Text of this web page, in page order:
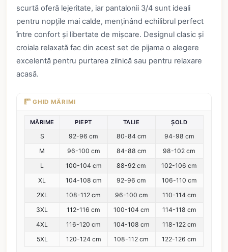
scurtă oferă lejeritate, iar pantalonii 3/4 sunt ideali
pentru nopțile mai calde, menținând echilibrul perfect
între confort și libertate de mișcare. Designul clasic și
croiala relaxată fac din acest set de pijama o alegere
excelentă pentru purtarea zilnică sau pentru relaxare
acasă.
GHID MĂRIMI
MĂRIME PIEPT TALIE ȘOLD
S 92-96 cm 80-84 cm
94-98 cm
M
96-100 cm 84-88 cm
98-102 cm
L
100-104 cm 88-92 cm
102-106 cm
XL
104-108 cm 92-96 cm
106-110 cm
2XL
108-112 cm 96-100 cm
110-114 cm
3XL
112-116 cm 100-104 cm
114-118 cm
4XL
116-120 cm 104-108 cm
118-122 cm
5XL
120-124 cm 108-112 cm 122-126 cm